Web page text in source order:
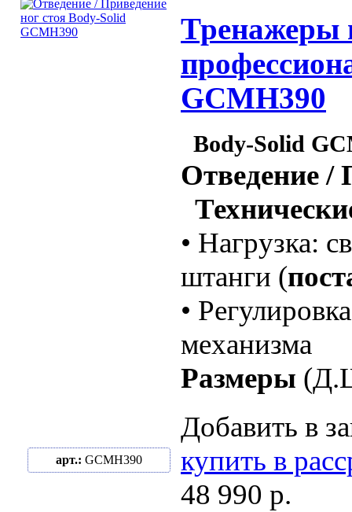
Тренажеры
GCMH390
Body-Solid
Отведение /
• Нагрузка:
штанги (
•
механизма
Размеры
арт.: GCMH390
Добавить в
купить в
48 990 р.